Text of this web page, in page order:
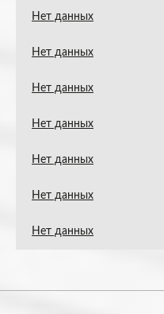
Нет данных
Нет данных
Нет данных
Нет данных
Нет данных
Нет данных
Нет данных